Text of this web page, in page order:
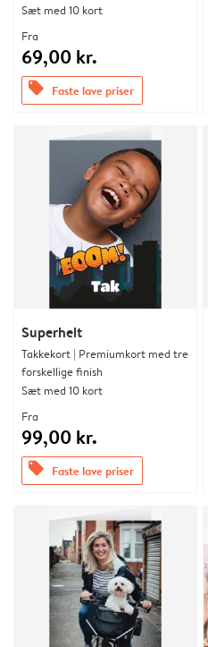
Sæt med 10 kort
Fra
69,00 kr.
offers Faste lave priser
Superhelt
Takkekort | Premiumkort med tre
forskellige finish
Sæt med 10 kort
Fra
99,00 kr.
offers Faste lave priser